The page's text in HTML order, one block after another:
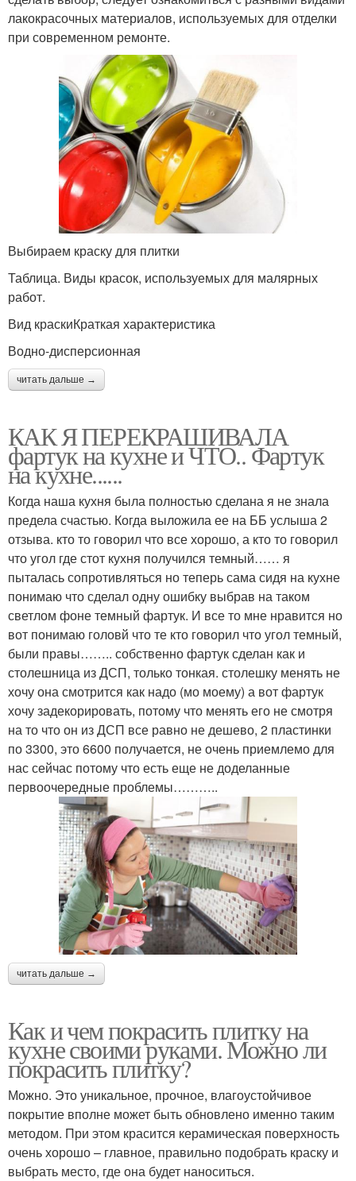
лакокрасочных материалов, используемых для отделки
при современном ремонте.
Выбираем краску для плитки
Таблица. Виды красок, используемых для малярных
работ.
Вид краскиКраткая характеристика
Водно-дисперсионная
читать дальше →
КАК Я ПЕРЕКРАШИВАЛА
фартук на кухне и ЧТО.. Фартук
на кухне......
Когда наша кухня была полностью сделана я не знала
предела счастью. Когда выложила ее на ББ услыша 2
отзыва. кто то говорил что все хорошо, а кто то говорил
что угол где стот кухня получился темный…… я
пыталась сопротивляться но теперь сама сидя на кухне
понимаю что сделал одну ошибку выбрав на таком
светлом фоне темный фартук. И все то мне нравится но
вот понимаю головй что те кто говорил что угол темный,
были правы…….. собственно фартук сделан как и
столешница из ДСП, только тонкая. столешку менять не
хочу она смотрится как надо (мо моему) а вот фартук
хочу задекорировать, потому что менять его не смотря
на то что он из ДСП все равно не дешево, 2 пластинки
по 3300, это 6600 получается, не очень приемлемо для
нас сейчас потому что есть еще не доделанные
первоочередные проблемы………..
читать дальше →
Как и чем покрасить плитку на
кухне своими руками. Можно ли
покрасить плитку?
Можно. Это уникальное, прочное, влагоустойчивое
покрытие вполне может быть обновлено именно таким
методом. При этом красится керамическая поверхность
очень хорошо – главное, правильно подобрать краску и
выбрать место, где она будет наноситься.